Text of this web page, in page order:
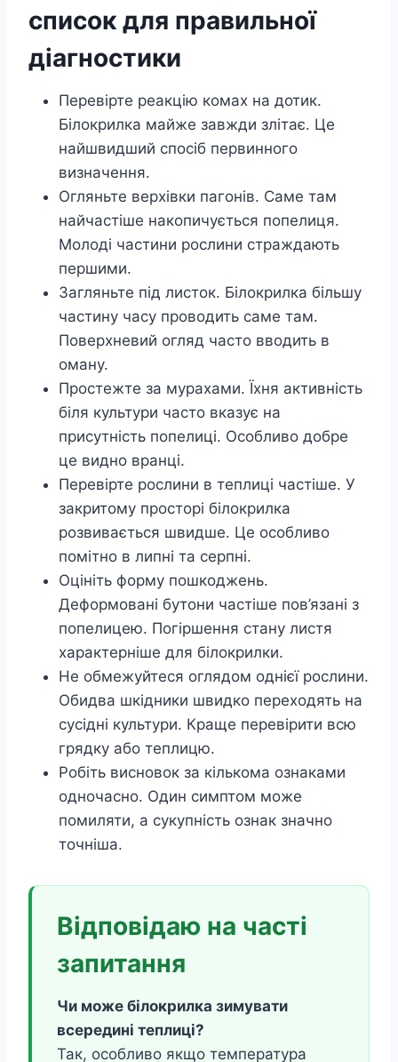
список для правильної
діагностики
Перевірте реакцію комах на дотик.
Білокрилка майже завжди злітає. Це
найшвидший спосіб первинного
визначення.
Огляньте верхівки пагонів. Саме там
найчастіше накопичується попелиця.
Молоді частини рослини страждають
першими.
Загляньте під листок. Білокрилка більшу
частину часу проводить саме там.
Поверхневий огляд часто вводить в
оману.
Простежте за мурахами. Їхня активність
біля культури часто вказує на
присутність попелиці. Особливо добре
це видно вранці.
Перевірте рослини в теплиці частіше. У
закритому просторі білокрилка
розвивається швидше. Це особливо
помітно в липні та серпні.
Оцініть форму пошкоджень.
Деформовані бутони частіше пов’язані з
попелицею. Погіршення стану листя
характерніше для білокрилки.
Не обмежуйтеся оглядом однієї рослини.
Обидва шкідники швидко переходять на
сусідні культури. Краще перевірити всю
грядку або теплицю.
Робіть висновок за кількома ознаками
одночасно. Один симптом може
помиляти, а сукупність ознак значно
точніша.
Відповідаю на часті
запитання
Чи може білокрилка зимувати
всередині теплиці?
Так, особливо якщо температура